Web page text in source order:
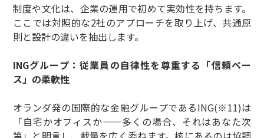
制度や文化は、企業の運用で初めて実効性を持ちます。
ここでは対照的な2社のアプローチを取り上げ、共通原
則と設計の違いを抽出します。
INGグループ：従業員の自律性を尊重する「信頼ベー
ス」の柔軟性
オランダ発の国際的な金融グループであるING(※11)は
「自宅かオフィスか——多くの場合、それはあなた次